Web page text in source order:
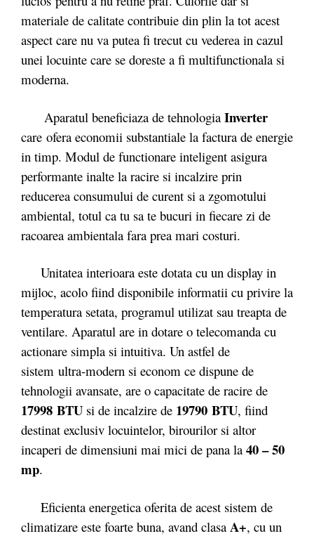
materiale de calitate contribuie din plin la tot acest
aspect care nu va putea fi trecut cu vederea in cazul
unei locuinte care se doreste a fi multifunctionala si
moderna.
Aparatul beneficiaza de tehnologia Inverter
care ofera economii substantiale la factura de energie
in timp. Modul de functionare inteligent asigura
performante inalte la racire si incalzire prin
reducerea consumului de curent si a zgomotului
ambiental, totul ca tu sa te bucuri in fiecare zi de
racoarea ambientala fara prea mari costuri.
Unitatea interioara este dotata cu un display in
mijloc, acolo fiind disponibile informatii cu privire la
temperatura setata, programul utilizat sau treapta de
ventilare. Aparatul are in dotare o telecomanda cu
actionare simpla si intuitiva. Un astfel de
sistem ultra-modern si econom ce dispune de
tehnologii avansate, are o capacitate de racire de
17998 BTU si de incalzire de 19790 BTU, fiind
destinat exclusiv locuintelor, birourilor si altor
incaperi de dimensiuni mai mici de pana la 40 – 50
mp.
Eficienta energetica oferita de acest sistem de
climatizare este foarte buna, avand clasa A+, cu un